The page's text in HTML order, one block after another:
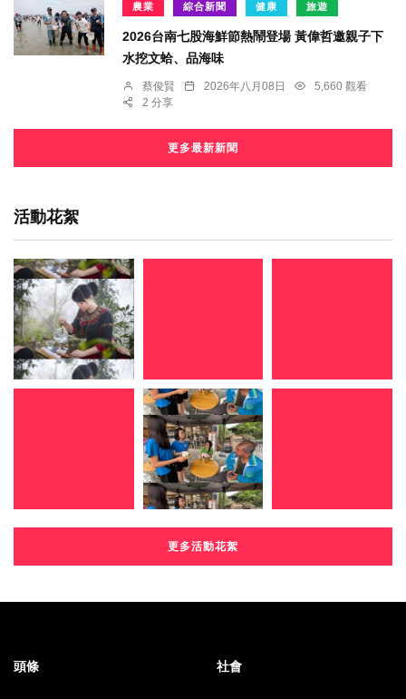
農業 綜合新聞 健康 旅遊
2026台南七股海鮮節熱鬧登場 黃偉哲邀親子下
水挖文蛤、品海味
蔡俊賢 2026年八月08日
5,660 觀看
2 分享
更多最新新聞
活動花絮
更多活動花絮
頭條 社會